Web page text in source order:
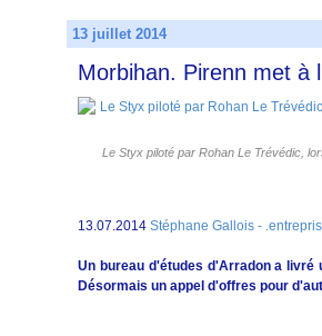
13 juillet 2014
Morbihan. Pirenn met à
Le Styx piloté par Rohan Le Trévédic,
13.07.2014 Stéphane Gallois -
Un bureau d'études d'Arradon a livré
Désormais un appel d'offres pour